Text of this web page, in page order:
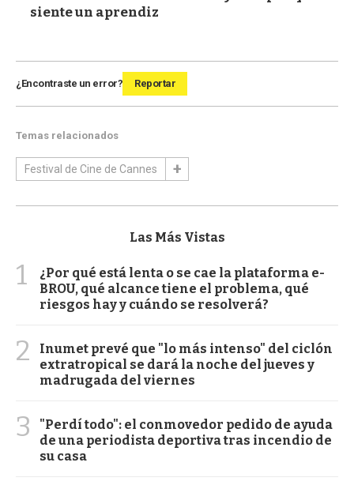
siente un aprendiz
¿Encontraste un error? Reportar
Temas relacionados
Festival de Cine de Cannes
Las Más Vistas
1
¿Por qué está lenta o se cae la plataforma e-
BROU, qué alcance tiene el problema, qué
riesgos hay y cuándo se resolverá?
2
Inumet prevé que "lo más intenso" del ciclón
extratropical se dará la noche del jueves y
madrugada del viernes
3
"Perdí todo": el conmovedor pedido de ayuda
de una periodista deportiva tras incendio de
su casa